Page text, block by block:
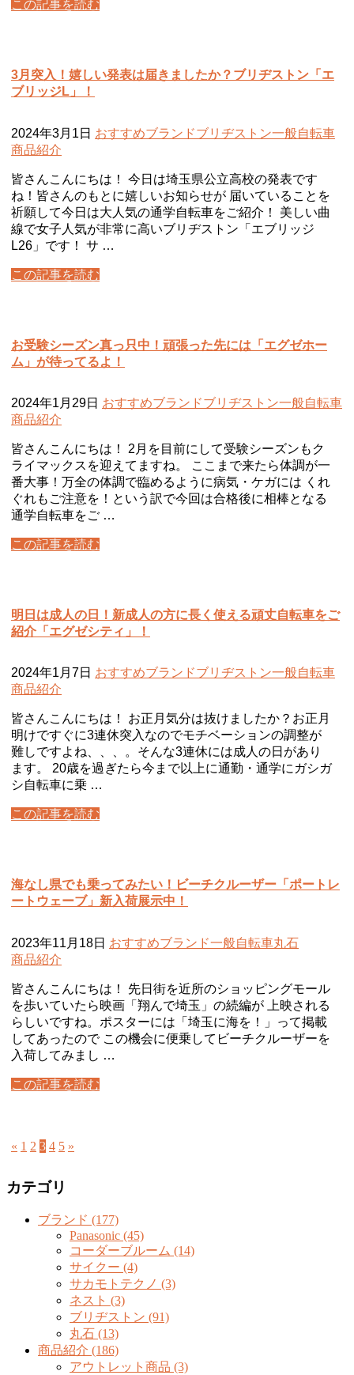
この記事を読む
3月突入！嬉しい発表は届きましたか？ブリヂストン「エ
ブリッジL」！
2024年3月1日 おすすめブランドブリヂストン一般自転車
商品紹介
皆さんこんにちは！ 今日は埼玉県公立高校の発表です
ね！皆さんのもとに嬉しいお知らせが 届いていることを
祈願して今日は大人気の通学自転車をご紹介！ 美しい曲
線で女子人気が非常に高いブリヂストン「エブリッジ
L26」です！ サ …
この記事を読む
お受験シーズン真っ只中！頑張った先には「エグゼホー
ム」が待ってるよ！
2024年1月29日 おすすめブランドブリヂストン一般自転車
商品紹介
皆さんこんにちは！ 2月を目前にして受験シーズンもク
ライマックスを迎えてますね。 ここまで来たら体調が一
番大事！万全の体調で臨めるように病気・ケガには くれ
ぐれもご注意を！という訳で今回は合格後に相棒となる
通学自転車をご …
この記事を読む
明日は成人の日！新成人の方に長く使える頑丈自転車をご
紹介「エグゼシティ」！
2024年1月7日 おすすめブランドブリヂストン一般自転車
商品紹介
皆さんこんにちは！ お正月気分は抜けましたか？お正月
明けですぐに3連休突入なのでモチベーションの調整が
難しですよね、、、。そんな3連休には成人の日があり
ます。 20歳を過ぎたら今まで以上に通勤・通学にガシガ
シ自転車に乗 …
この記事を読む
海なし県でも乗ってみたい！ビーチクルーザー「ポートレ
ートウェーブ」新入荷展示中！
2023年11月18日 おすすめブランド一般自転車丸石
商品紹介
皆さんこんにちは！ 先日街を近所のショッピングモール
を歩いていたら映画「翔んで埼玉」の続編が 上映される
らしいですね。ポスターには「埼玉に海を！」って掲載
してあったので この機会に便乗してビーチクルーザーを
入荷してみまし …
この記事を読む
« 1 2 3 4 5 »
カテゴリ
ブランド (177)
Panasonic (45)
コーダーブルーム (14)
サイクー (4)
サカモトテクノ (3)
ネスト (3)
ブリヂストン (91)
丸石 (13)
商品紹介 (186)
アウトレット商品 (3)